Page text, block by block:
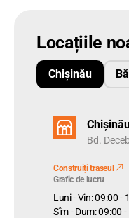
Culoarea alegeți
De obicei, sunt
galeriei.
Locațiile
Chișinău
Bd.
Construiți traseul
Grafic de lucru
Luni - Vin: 09:00 -
Sîm - Dum: 09:00